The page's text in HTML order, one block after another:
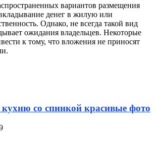
вариантов размещения
денег в жилую или
Однако, не всегда такой вид
ожидания владельцев. Некоторые
к тому, что вложения не приносят
со спинкой красивые фото